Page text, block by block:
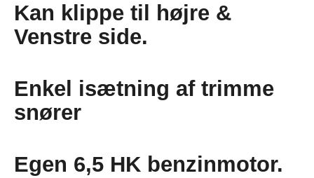
Kan klippe til højre &
Venstre side.
Enkel isætning af trimme
snører
Egen 6,5 HK benzinmotor.